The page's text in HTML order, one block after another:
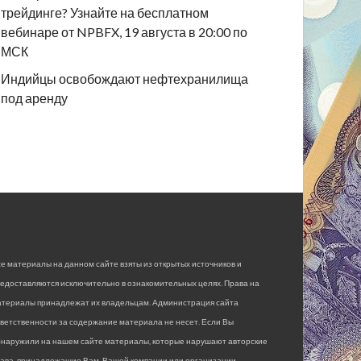
трейдинге? Узнайте на бесплатном
вебинаре от NPBFX, 19 августа в 20:00 по
МСК
Индийцы освобождают нефтехранилища
под аренду
материалы на данном сайте взяты из открытых источников и
исключительно в ознакомительных целях. Права на
принадлежат их владельцам. Администрация сайта
за содержание материала не несет. Если Вы
на нашем сайте материалы, которые нарушают авторские